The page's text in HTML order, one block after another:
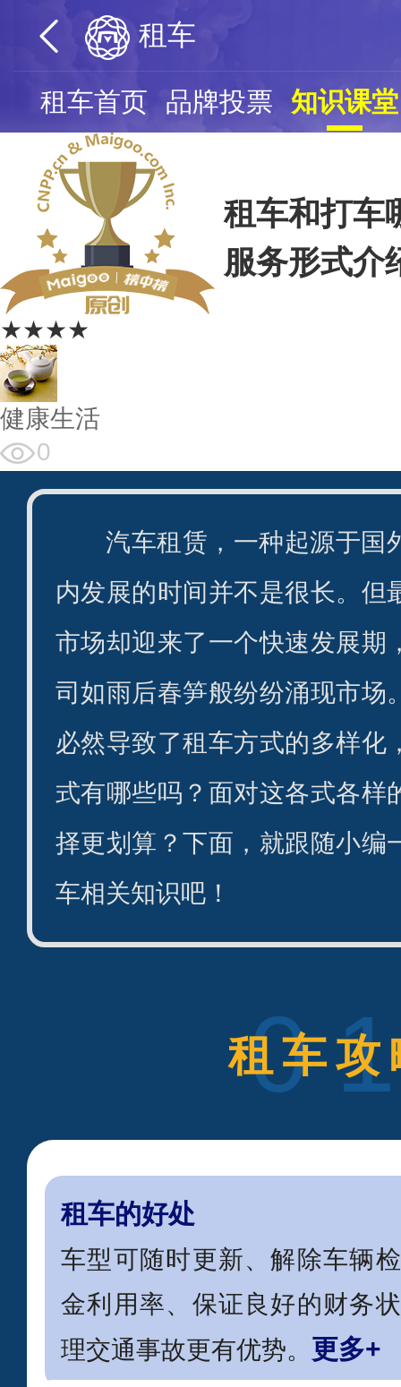
租车
租车首页 品牌投票 知识课堂
★★★★
租车和打车
服务形式介
健康生活
0
汽车租赁，一种起源于国
内发展的时间并不是很长。但
市场却迎来了一个快速发展期
司如雨后春笋般纷纷涌现市场
必然导致了租车方式的多样化
式有哪些吗？面对这各式各样
择更划算？下面，就跟随小编
车相关知识吧！
租车攻
租车的好处
车型可随时更新、解除车辆
金利用率、保证良好的财务
理交通事故更有优势。 更多+